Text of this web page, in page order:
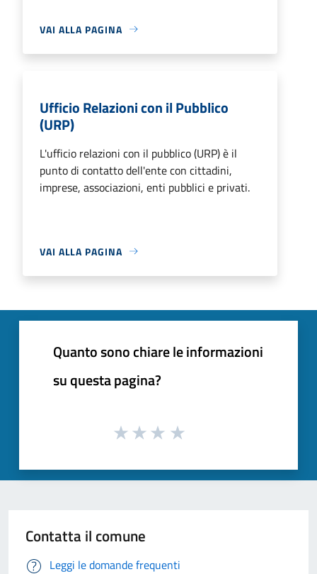
VAI ALLA PAGINA
Ufficio Relazioni con il Pubblico
(URP)
L'ufficio relazioni con il pubblico (URP) è il
punto di contatto dell'ente con cittadini,
imprese, associazioni, enti pubblici e privati.
VAI ALLA PAGINA
Quanto sono chiare le informazioni
su questa pagina?
Contatta il comune
Leggi le domande frequenti